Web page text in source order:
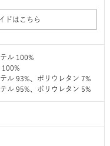
ドはこちら
ル 100%
100%
ル 93%、ポリウレタン 7%
ル 95%、ポリウレタン 5%